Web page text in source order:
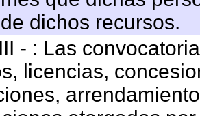
dichos recursos.
- : Las
licencias,